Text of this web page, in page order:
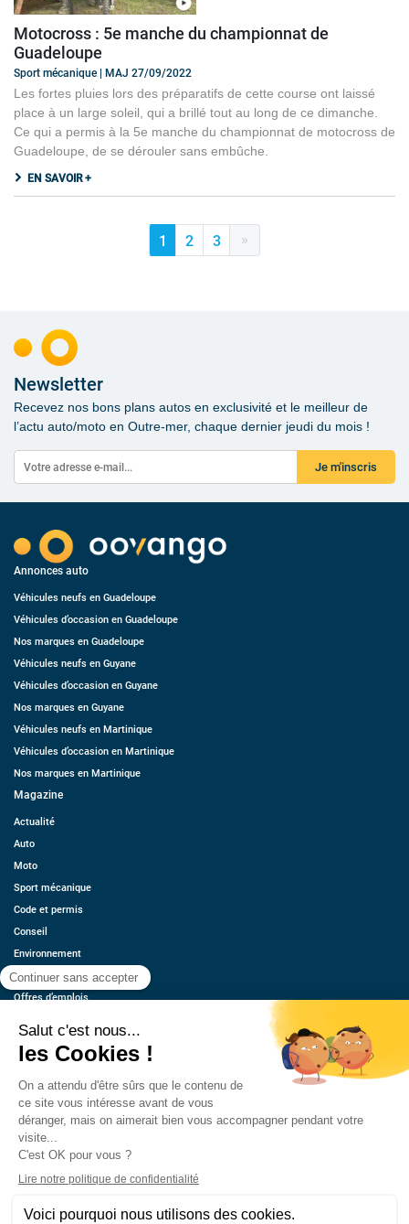
Motocross : 5e manche du championnat de
Guadeloupe
Sport mécanique | MAJ 27/09/2022
Les fortes pluies lors des préparatifs de cette course ont laissé
place à un large soleil, qui a brillé tout au long de ce dimanche.
Ce qui a permis à la 5e manche du championnat de motocross de
Guadeloupe, de se dérouler sans embûche.
EN SAVOIR +
1 2 3 »
Newsletter
Recevez nos bons plans autos en exclusivité et le meilleur de
l’actu auto/moto en Outre-mer, chaque dernier jeudi du mois !
Je m'inscris
Annonces auto
Véhicules neufs en Guadeloupe
Véhicules d’occasion en Guadeloupe
Nos marques en Guadeloupe
Véhicules neufs en Guyane
Véhicules d’occasion en Guyane
Nos marques en Guyane
Véhicules neufs en Martinique
Véhicules d’occasion en Martinique
Nos marques en Martinique
Magazine
Actualité
Auto
Moto
Sport mécanique
Code et permis
Conseil
Environnement
Économie
Offres d’emplois
Contact
Estimez votre voiture
Mentions légales
CGU